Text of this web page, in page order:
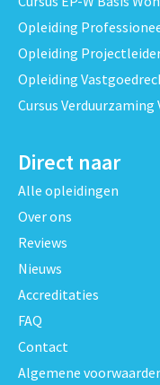
Opleiding
Opleiding
Opleiding
Cursus Verduurzaming
Direct naar
Alle opleidingen
Over ons
Reviews
Nieuws
Accreditaties
FAQ
Contact
Algemene